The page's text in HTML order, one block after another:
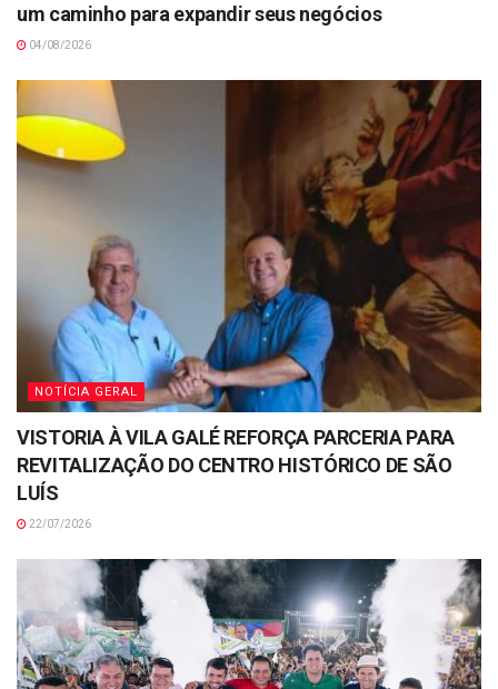
um caminho para expandir seus negócios
04/08/2026
NOTÍCIA GERAL
VISTORIA À VILA GALÉ REFORÇA PARCERIA PARA
REVITALIZAÇÃO DO CENTRO HISTÓRICO DE SÃO
LUÍS
22/07/2026